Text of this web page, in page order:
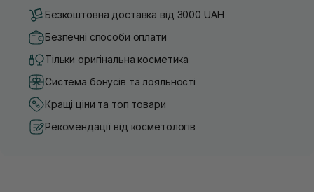
Безкоштовна доставка від 3000 UAH
Безпечні способи оплати
Тільки оригінальна косметика
Система бонусів та лояльності
Кращі ціни та топ товари
Рекомендації від косметологів